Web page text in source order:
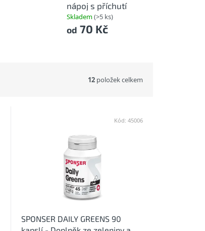
nápoj s příchutí
Skladem(>5 ks)
od 70 Kč
12 položek celkem
SPONSER DAILY GREENS 90
Kód: 45006